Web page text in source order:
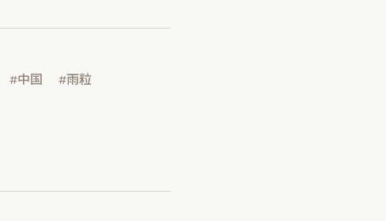
#中国
#雨粒